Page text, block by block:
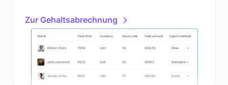
Zur Gehaltsabrechnung